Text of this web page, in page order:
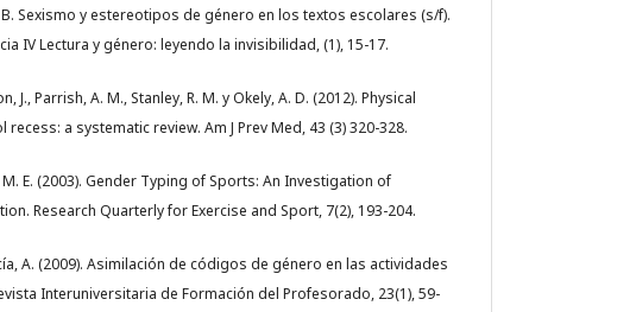
B. Sexismo y estereotipos de género en los textos escolares (s/f).
IV Lectura y género: leyendo la invisibilidad, (1), 15-17.
J., Parrish, A. M., Stanley, R. M. y Okely, A. D. (2012). Physical
a systematic review. Am J Prev Med, 43 (3) 320-328.
M. E. (2003). Gender Typing of Sports: An Investigation of
Research Quarterly for Exercise and Sport, 7(2), 193-204.
A. (2009). Asimilación de códigos de género en las actividades
Interuniversitaria de Formación del Profesorado, 23(1), 59-